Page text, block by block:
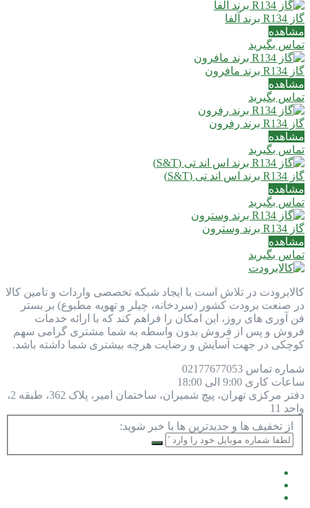
گاز R134 برند آلفا
مشاهده
تماس بگیرید
گاز R134 برند مافرون
مشاهده
تماس بگیرید
گاز R134 برند رفرون
مشاهده
تماس بگیرید
گاز R134 برند اس اند تی (S&T)
مشاهده
تماس بگیرید
گاز R134 برند وسترون
مشاهده
تماس بگیرید
کالابرودت در تلاش است با ایجاد شبکه تخصصی واردات و تامین کالا
در صنعت برودت کشور (سردخانه، چیلر و تهویه مطبوع) بر بستر
فن آوری های روز، این امکان را فراهم کند که با ارائه خدمات
فروش و پس از فروش بدون واسطه به شما مشتری گرامی سهم
کوچکی در جهت آسایش و رضایت هرچه بیشتری شما داشته باشد.
شماره تماس 021 77677053
ساعات کاری 9:00 الی 18:00
دفتر مرکزی
تهران، پیچ شمیران، ساختمان امیر، پلاک 362، طبقه 2،
واحد 11
از تخفیف ها و جدیدترین ها با خبر شوید: